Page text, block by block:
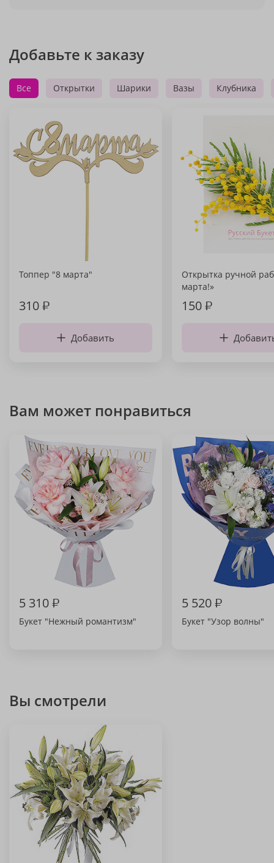
Добавьте к заказу
Все Открытки Шарики Вазы Клубника
Топпер "8 марта"
310₽
Добавить
Открытка ручной
марта!»
150₽
Вам может понравиться
5 310₽
Букет "Нежный романтизм"
5 520₽
Букет "Узор волны"
Вы смотрели